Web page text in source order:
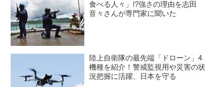
食べる人々」!?強さの理由を志田
音々さんが専門家に聞いた
陸上自衛隊の最先端「ドローン」4
機種を紹介！警戒監視用や災害の状
況把握に活躍、日本を守る